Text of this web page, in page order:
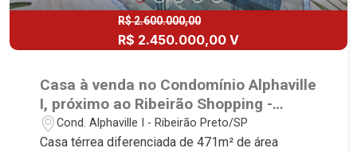
R$ 2.600.000,00
R$ 2.450.000,00 V
Casa à venda no Condomínio Alphaville
I, próximo ao Ribeirão Shopping -
Ribeirão Preto/SP
Cond. Alphaville I - Ribeirão Preto/SP
Casa térrea diferenciada de 471m² de área